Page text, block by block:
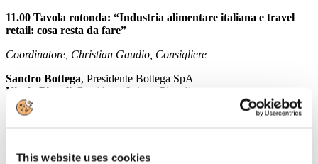
This website uses cookies
11.00 Tavola rotonda: “Industria alimentare italiana e travel
retail: cosa resta da fare”
Coordinatore, Christian Gaudio, Consigliere
Sandro Bottega, Presidente Bottega SpA
Nicola
Piepoli, Presidente Istituto Piepoli
Paolo Ghezzi
Stefano Piantini,
retail”